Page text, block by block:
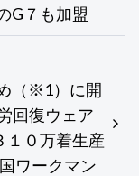
G７も加盟
（※1）に開
回復ウェア
１０万着生産
ワークマン